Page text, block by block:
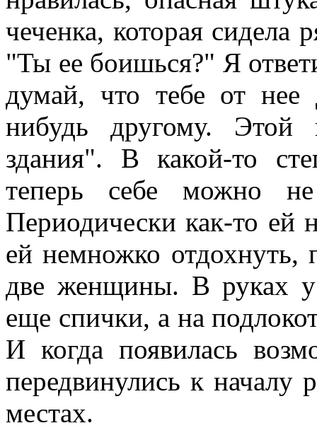
чеченка, которая
"Ты ее боишься?" Я
думай, что тебе от нее
нибудь другому.
здания". В какой-то
теперь себе можно
Периодически как-то
ей немножко отдохнуть,
две женщины. В руках
еще спички, а на
И когда появилась
передвинулись к началу
местах.